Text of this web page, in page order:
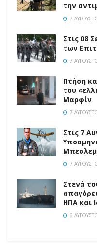
την
7
Στις 08
των
7
Πτήση
του
Μαρφίν
7
Στις 7
7
Στενά
ΗΠΑ και
6